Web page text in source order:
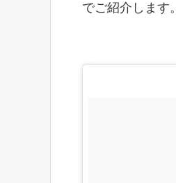
でご紹介します。